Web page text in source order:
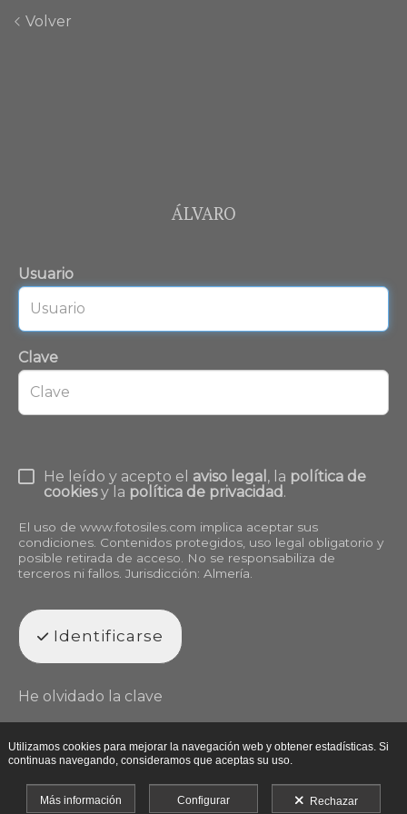
Volver
ÁLVARO
Usuario
Clave
He leído y acepto el aviso legal , la política de
cookiesy la política de privacidad.
El uso de www.fotosiles.com implica aceptar sus
condiciones. Contenidos protegidos, uso legal obligatorio y
posible retirada de acceso. No se responsabiliza de
terceros ni fallos. Jurisdicción: Almería.
Identificarse
He olvidado la clave
Utilizamos cookies para mejorar la navegación web y obtener estadísticas. Si
continuas navegando, consideramos que aceptas su uso.
Más información Configurar Rechazar